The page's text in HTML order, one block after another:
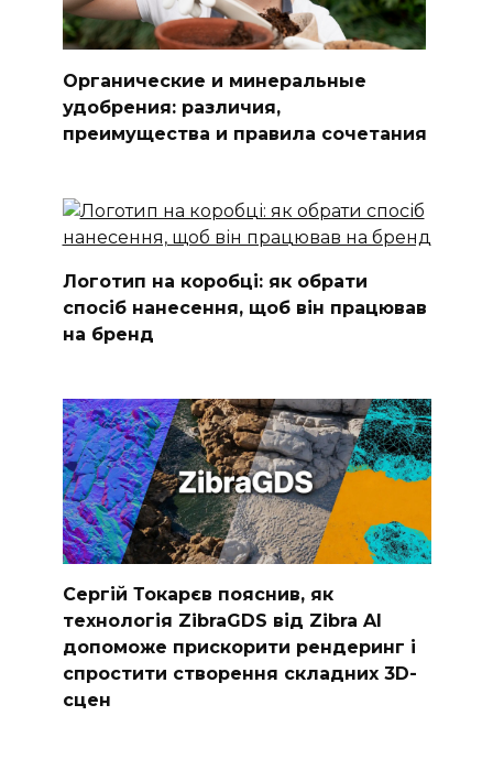
Органические и минеральные
удобрения: различия,
преимущества и правила сочетания
Логотип на коробці: як обрати
спосіб нанесення, щоб він працював
на бренд
Сергій Токарєв пояснив, як
технологія ZibraGDS від Zibra AI
допоможе прискорити рендеринг і
спростити створення складних 3D-
сцен